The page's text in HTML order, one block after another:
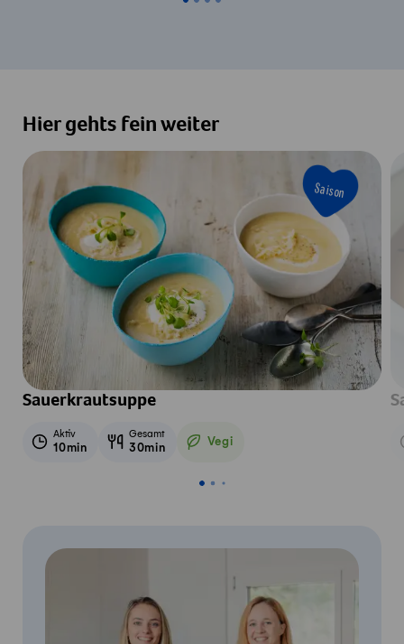
Hier gehts fein weiter
Saison
Sauerkrautsuppe
Aktiv
10min
Gesamt
30min Vegi
Vegetarisch